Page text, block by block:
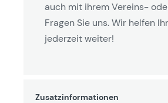
auch mit ihrem Vereins-
Fragen Sie uns. Wir helfen
jederzeit weiter!
Zusatzinformationen